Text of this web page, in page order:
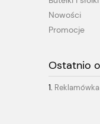
Nowości
Promocje
Ostatnio